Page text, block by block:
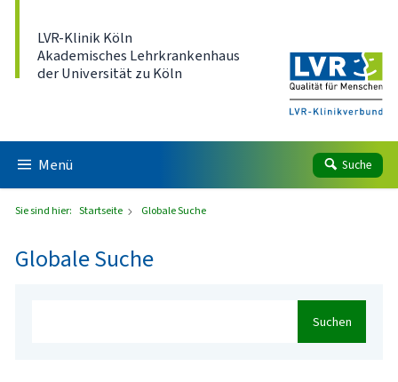
LVR-Klinik Köln
Akademisches Lehrkrankenhaus
der Universität zu Köln
Menü Suche
Sie sind hier: Startseite Globale Suche
Globale Suche
Suchen